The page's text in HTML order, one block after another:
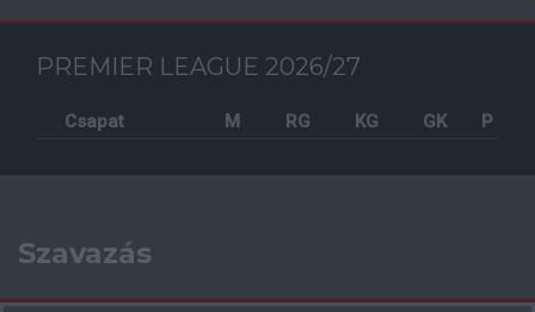
PREMIER LEAGUE 2026/27
Csapat M RG KG GK P
Szavazás